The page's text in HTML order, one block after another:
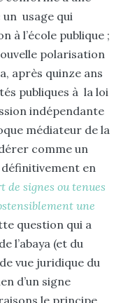
usage qui
à l’école publique ;
polarisation
après quinze ans
publiques à la loi
indépendante
médiateur de la
comme un
en
de signes ou tenues
une
question qui a
l’abaya (et du
vue juridique du
d’un signe
le principe